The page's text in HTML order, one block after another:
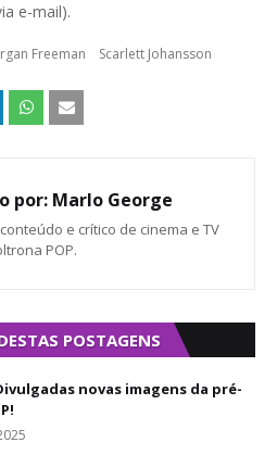
e-mail).
Freeman Scarlett Johansson
por: Marlo George
e crítico de cinema e TV
POP.
POSTAGENS
novas imagens da pré-